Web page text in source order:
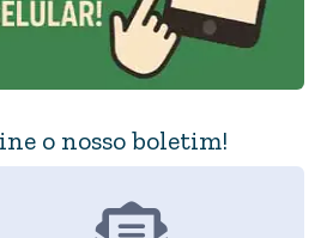
o nosso boletim!